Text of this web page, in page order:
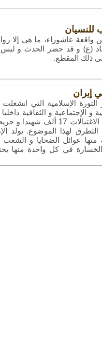
للنسيان
واقعة عاشوراء، ما هي إلا
(ع) و قد حضر الحدث و
ذلك المقطع.
إيران
الإسلامية التي انشغلت
و الإجتماعية و الثقافية
عمليات الاغتيال. خلفت أعمال
لهذا الموضوع. يولد
منها عوائل الضحايا و
في كل واحدة منها